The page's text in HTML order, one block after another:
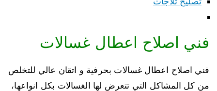
فني اصلاح اعطال غسالات
فني اصلاح اعطال غسالات بحرفية و اتقان عالي للتخلص
من كل المشاكل التي تتعرض لها الغسالات بكل انواعها،